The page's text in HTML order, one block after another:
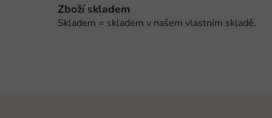
Zboží skladem
Skladem = skladem v našem vlastním skladě.